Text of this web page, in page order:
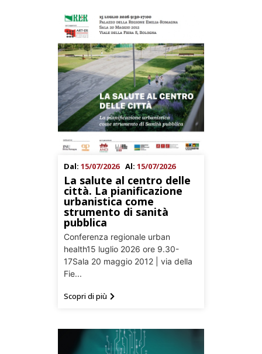
Dal: 15/07/2026 Al: 15/07/2026
La salute al centro delle
città. La pianificazione
urbanistica come
strumento di sanità
pubblica
Conferenza regionale urban
health15 luglio 2026 ore 9.30-
17Sala 20 maggio 2012 | via della
Fie...
Scopri di più